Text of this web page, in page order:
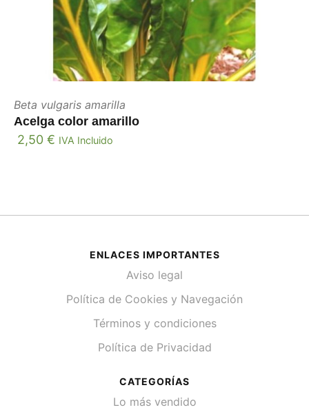
Beta vulgaris amarilla
Acelga color amarillo
2,50 € IVA Incluido
ENLACES IMPORTANTES
Aviso legal
Política de Cookies y Navegación
Términos y condiciones
Política de Privacidad
CATEGORÍAS
Lo más vendido